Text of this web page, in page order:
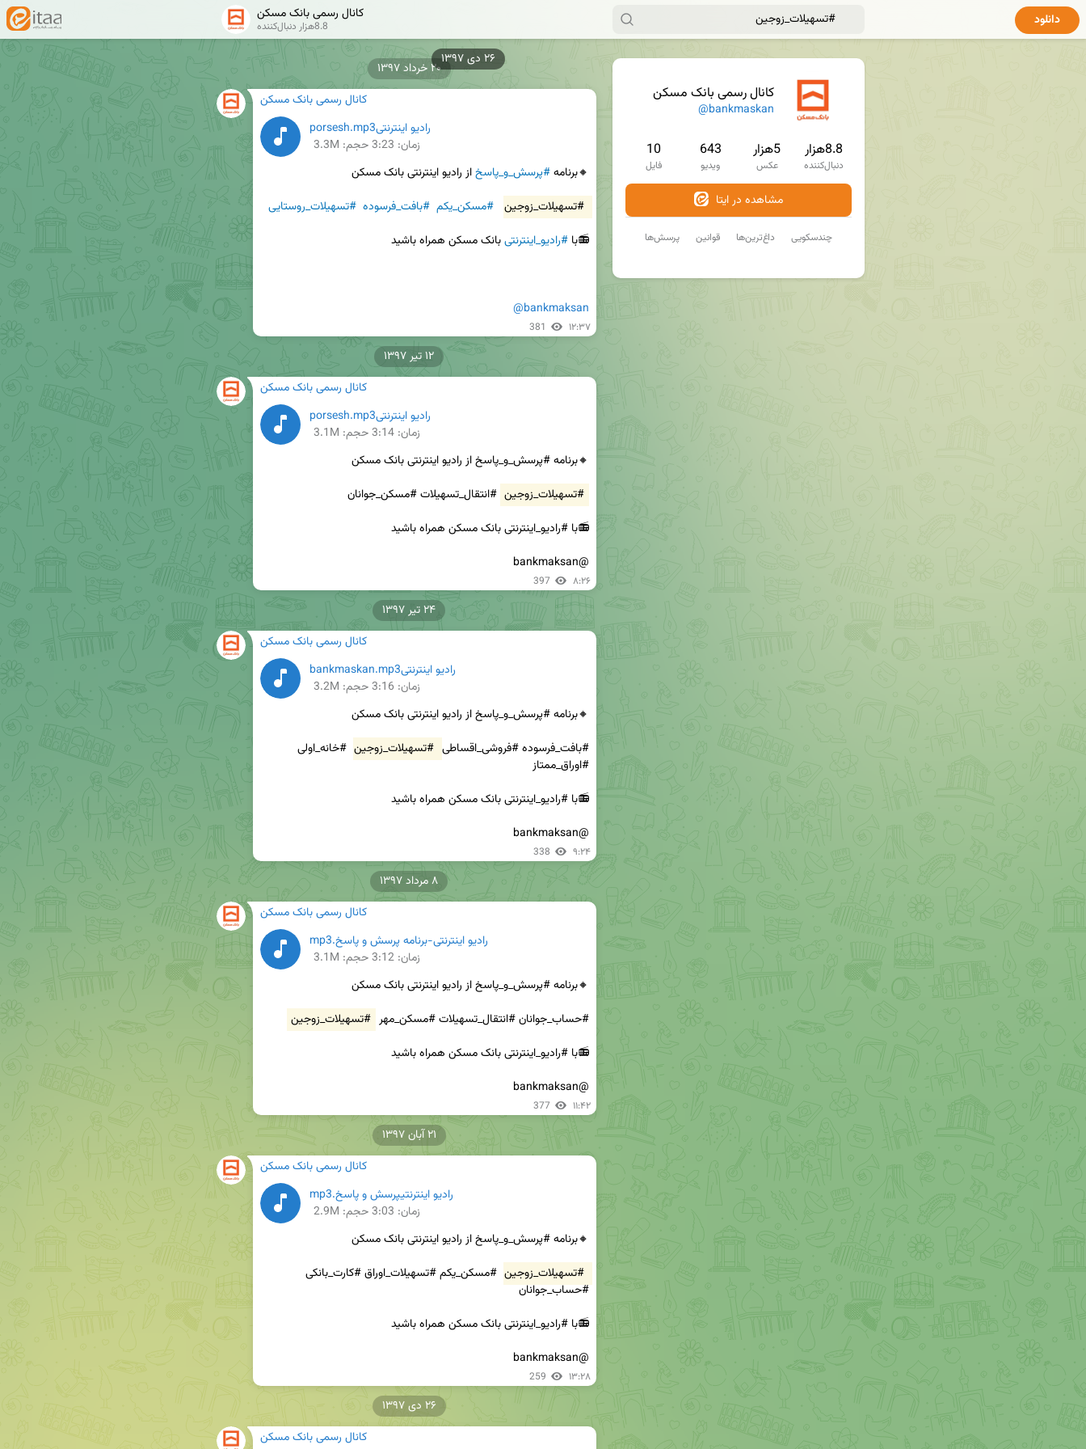
۲۶ دی ۱۳۹۷
کانال رسمی بانک مسکن
@bankmaskan
8.8هزار
دنبال‌کننده
5هزار
عکس
643
ویدیو
10
فایل
مشاهده در ایتا
پرسش‌ها قوانین داغ‌ترین‌ها چندسکویی
کانال رسمی بانک مسکن
8.8هزار دنبال‌کننده دانلود
کانال رسمی بانک مسکن
رادیو اینترنتیporsesh.mp3
زمان: 3:23 حجم: 3.3M
🔸برنامه #پرسش_و_پاسخ
#تسهیلات_زوجین
#مسکن_یکم #بافت_فرسوده #تسهیلات_روستایی
📻با #رادیو_اینترنتی
@bankmaksan
381 ۱۲:۳۷
۲۰ خرداد ۱۳۹۷
کانال رسمی بانک مسکن
رادیو اینترنتیporsesh.mp3
زمان: 3:14 حجم: 3.1M
#تسهیلات_زوجین
@bankmaksan
397 ۸:۲۶
۱۲ تیر ۱۳۹۷
کانال رسمی بانک مسکن
رادیو اینترنتیbankmaskan.mp3
زمان: 3:16 حجم: 3.2M
#بافت_فرسوده #فروشی_اقساطی #تسهیلات_زوجین
@bankmaksan
338 ۹:۲۴
۲۴ تیر ۱۳۹۷
کانال رسمی بانک مسکن
رادیو اینترنتی-برنامه پرسش و پاسخ.mp3
زمان: 3:12 حجم: 3.1M
#حساب_جوانان #انتقال_تسهیلات #مسکن_مهر #تسهیلات_زوجین
@bankmaksan
377 ۱۱:۴۲
۸ مرداد ۱۳۹۷
کانال رسمی بانک مسکن
رادیو اینترنتیپرسش و پاسخ.mp3
زمان: 3:03 حجم: 2.9M
#تسهیلات_زوجین
@bankmaksan
259 ۱۳:۲۸
۲۱ آبان ۱۳۹۷
کانال رسمی بانک مسکن
۲۶ دی ۱۳۹۷